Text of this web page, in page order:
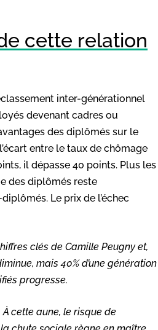
cette relation
inter-générationnel
devenant cadres ou
des diplômés sur le
entre le taux de chômage
il dépasse 40 points. Plus les
des diplômés reste
Le prix de l’échec
clés de Camille Peugny et,
mais 40% d’une génération
progresse.
À cette aune, le risque de